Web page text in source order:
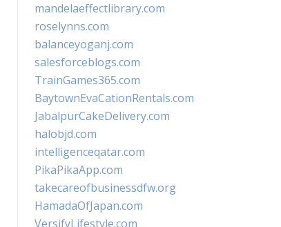
mandelaeffectlibrary.com
roselynns.com
balanceyoganj.com
salesforceblogs.com
TrainGames365.com
BaytownEvaCationRentals.com
JabalpurCakeDelivery.com
halobjd.com
intelligenceqatar.com
PikaPikaApp.com
takecareofbusinessdfw.org
HamadaOfJapan.com
VersifyLifestyle.com